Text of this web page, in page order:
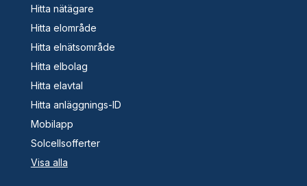
Hitta nätägare
Hitta elområde
Hitta elnätsområde
Hitta elbolag
Hitta elavtal
Hitta anläggnings-ID
Mobilapp
Solcellsofferter
Visa alla